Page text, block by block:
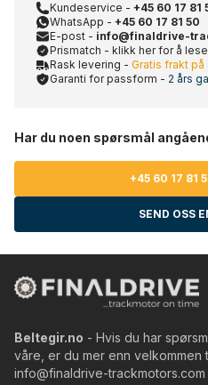
Kundeservice - +45 60 17 81
WhatsApp - +45 60 17 81 50
E-post - info@finaldrive-
Prismatch - klikk her for å
Rask levering - Gratis frakt på
Garanti for passform - 2 års
Har du noen spørsmål
+45 60 17 81
SEND OSS
Beltegir.no - Hvis du har
våre, er du mer enn velkommen
info@finaldrive-trackmotors.com